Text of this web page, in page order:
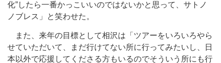
化”したら一番かっこいいのではないかと思って、サトノ
ノブレス」と笑わせた。
また、来年の目標として相沢は「ツアーをいろいろやら
せていただいて、まだ行けてない所に行ってみたいし、日
本以外で応援してくださる方もいるのでそういう所にも行